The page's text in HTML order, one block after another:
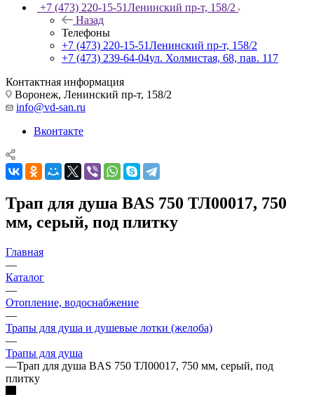
+7 (473) 220-15-51Ленинский пр-т, 158/2
Назад
Телефоны
+7 (473) 220-15-51Ленинский пр-т, 158/2
+7 (473) 239-64-04ул. Холмистая, 68, пав. 117
Контактная информация
Воронеж, Ленинский пр-т, 158/2
info@vd-san.ru
Вконтакте
Трап для душа BAS 750 ТЛ00017, 750
мм, серый, под плитку
Главная
—
Каталог
—
Отопление, водоснабжение
—
Трапы для душа и душевые лотки (желоба)
—
Трапы для душа
—Трап для душа BAS 750 ТЛ00017, 750 мм, серый, под
плитку